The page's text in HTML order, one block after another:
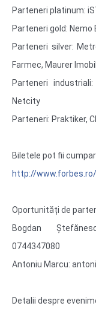
Parteneri platinum:
Parteneri gold: Nemo
Parteneri silver:
Farmec, Maurer
Parteneri
Netcity
Parteneri: Praktiker,
Biletele pot fii
http://www.forbes.ro/
Oportunități de
Bogdan
0744347080
Antoniu Marcu:
Detalii despre